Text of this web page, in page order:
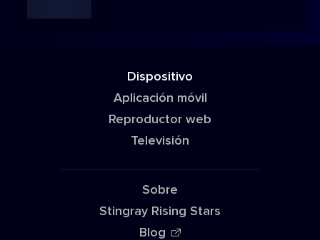
Dispositivo
Aplicación móvil
Reproductor web
Televisión
Sobre
Stingray Rising Stars
Blog